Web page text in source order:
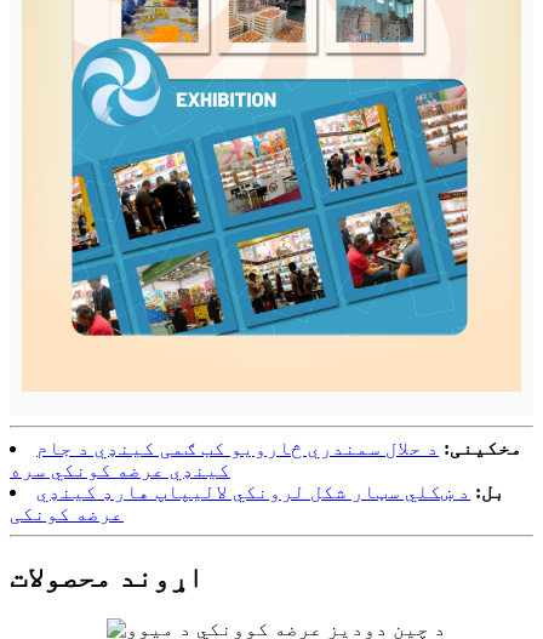
مخکینی: د حلال سمندري څارویو کب ګمی کینډي د جام
کینډي عرضه کونکي سره
بل: د ښکلي سټار شکل لرونکي لالیپاپ هارډ کینډي
عرضه کونکی
اړوند محصولات